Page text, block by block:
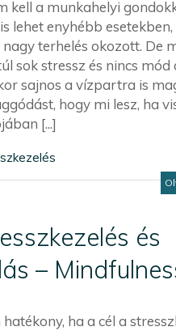
kell a munkahelyi
lehet enyhébb
terhelés okozott. De
sok stressz és nincs mód
sajnos a vízpartra is
hogy mi lesz, ha
[...]
és
–
ha a cél a